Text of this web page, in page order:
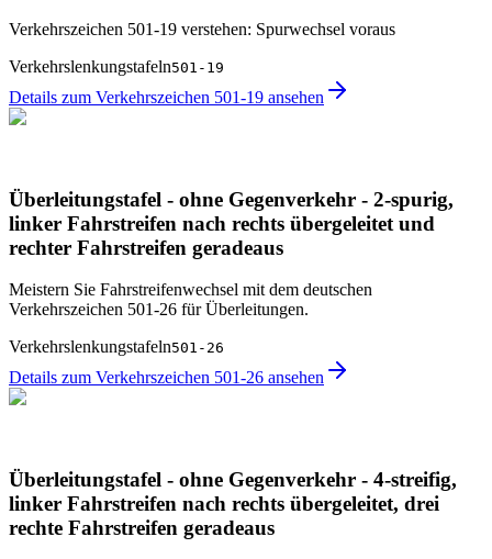
Verkehrszeichen 501-19 verstehen: Spurwechsel voraus
Verkehrslenkungstafeln501-19
Details zum Verkehrszeichen 501-19 ansehen
Überleitungstafel - ohne Gegenverkehr - 2-spurig,
linker Fahrstreifen nach rechts übergeleitet und
rechter Fahrstreifen geradeaus
Meistern Sie Fahrstreifenwechsel mit dem deutschen
Verkehrszeichen 501-26 für Überleitungen.
Verkehrslenkungstafeln501-26
Details zum Verkehrszeichen 501-26 ansehen
Überleitungstafel - ohne Gegenverkehr - 4-streifig,
linker Fahrstreifen nach rechts übergeleitet, drei
rechte Fahrstreifen geradeaus